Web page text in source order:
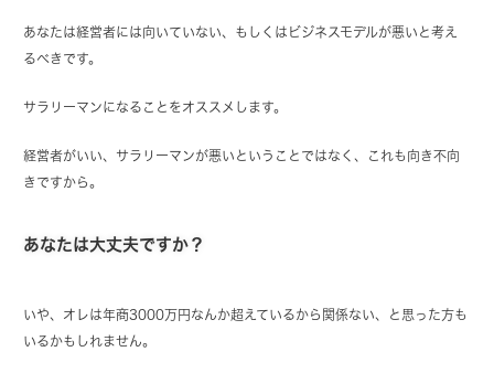
あなたは経営者には向いていない、もしくはビジネスモデルが悪いと考え
るべきです。
サラリーマンになることをオススメします。
経営者がいい、サラリーマンが悪いということではなく、これも向き不向
きですから。
あなたは大丈夫ですか？
いや、オレは年商3000万円なんか超えているから関係ない、と思った方も
いるかもしれません。